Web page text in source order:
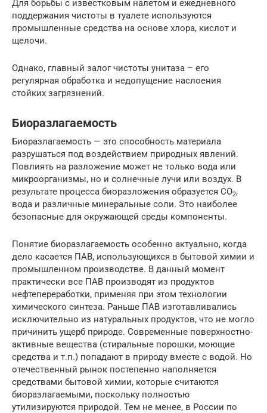
Для борьбы с известковым налетом и ежедневного
поддержания чистоты в туалете используются
промышленные средства на основе хлора, кислот и
щелочи.
Однако, главный залог чистоты унитаза – его
регулярная обработка и недопущение наслоения
стойких загрязнений.
Биоразлагаемость
Биоразлагаемость — это способность материала
разрушаться под воздействием природных явлений.
Повлиять на разложение может не только вода или
микроорганизмы, но и солнечные лучи или воздух. В
результате процесса биоразложения образуется CO2,
вода и различные минеральные соли. Это наиболее
безопасные для окружающей среды компоненты.
Понятие биоразлагаемость особенно актуально, когда
дело касается ПАВ, использующихся в бытовой химии и
промышленном производстве. В данный момент
практически все ПАВ производят из продуктов
нефтепереработки, применяя при этом технологии
химического синтеза. Раньше ПАВ изготавливались
исключительно из натуральных продуктов, что не могло
причинить ущерб природе. Современные поверхностно-
активные вещества (стиральные порошки, моющие
средства и т.п.) попадают в природу вместе с водой. Но
отечественный рынок постепенно наполняется
средствами бытовой химии, которые считаются
биоразлагаемыми, поскольку полностью
утилизируются природой. Тем не менее, в России по